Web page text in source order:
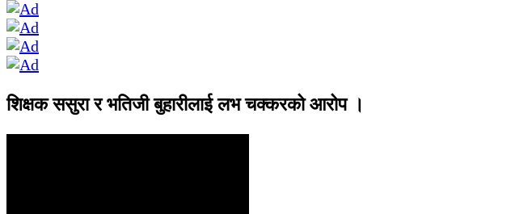
शिक्षक ससुरा र भतिजी बुहारीलाई लभ चक्करको आरोप ।